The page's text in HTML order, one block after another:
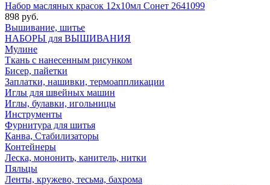
Набор масляных красок 12х10мл Сонет 2641099
898 руб.
Вышивание, шитье
НАБОРЫ для ВЫШИВАНИЯ
Мулине
Ткань с нанесенным рисунком
Бисер, пайетки
Заплатки, нашивки, термоаппликации
Иглы для швейных машин
Иглы, булавки, игольницы
Инструменты
Фурнитура для шитья
Канва, Стабилизаторы
Контейнеры
Леска, мононить, канитель, нитки
Пяльцы
Ленты, кружево, тесьма, бахрома